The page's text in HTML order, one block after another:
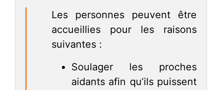
Les personnes peuvent être
accueillies pour les raisons
suivantes :
Soulager les proches
aidants afin qu’ils puissent